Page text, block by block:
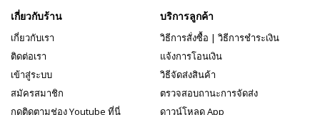
เกี่ยวกับร้าน
เกี่ยวกับเรา
ติดต่อเรา
เข้าสู่ระบบ
สมัครสมาชิก
กดติดตามช่อง Youtube ที่นี่
บริการลูกค้า
วิธีการสั่งซื้อ | วิธีการชำระเงิน
แจ้งการโอนเงิน
วิธีจัดส่งสินค้า
ตรวจสอบถานะการจัดส่ง
ดาวน์โหลด App